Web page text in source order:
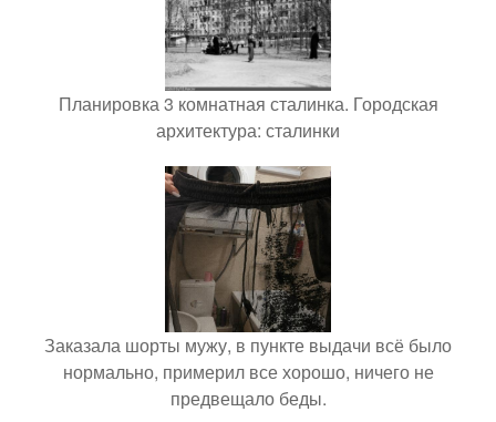
Планировка 3 комнатная сталинка. Городская
архитектура: сталинки
Заказала шорты мужу, в пункте выдачи всё было
нормально, примерил все хорошо, ничего не
предвещало беды.